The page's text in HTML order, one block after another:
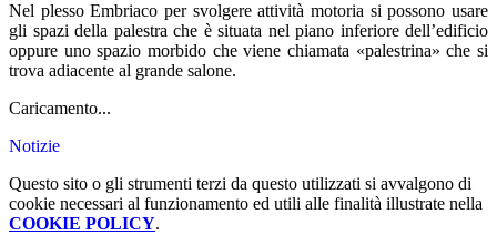
Nel plesso Embriaco per svolgere attività motoria si possono usare
gli spazi della palestra che è situata nel piano inferiore dell’edificio
oppure uno spazio morbido che viene chiamata «palestrina» che si
trova adiacente al grande salone.
Caricamento...
Notizie
Questo sito o gli strumenti terzi da questo utilizzati si avvalgono di
cookie necessari al funzionamento ed utili alle finalità illustrate nella
COOKIE POLICY.